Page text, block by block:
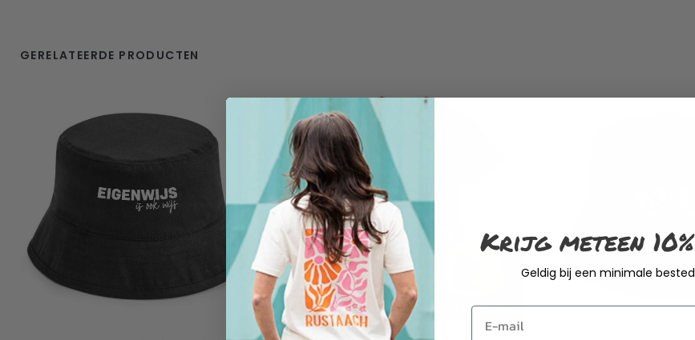
GERELATEERDE PRODUCTEN
Krijg meteen
Geldig bij een minimale
Email